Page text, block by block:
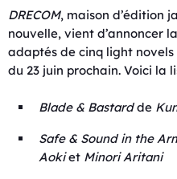
DRECOM, maison d’édition
nouvelle, vient d’annoncer
adaptés de cinq light
du 23 juin prochain. Voici la
Blade & Bastardde
Safe & Sound in the
Aokiet Minori Aritani